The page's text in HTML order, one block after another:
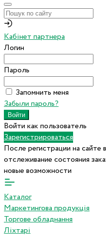
Кабінет партнера
Логин
Пароль
Запомнить меня
Забыли пароль?
Войти как пользователь
Зарегистрироваться
После регистрации на сайте
отслеживание состояния
новые возможности
Каталог
Маркетингова продукція
Торгове обладнання
Ліхтарі